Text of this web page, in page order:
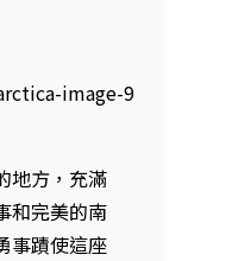
地方，充滿
和完美的南
事蹟使這座